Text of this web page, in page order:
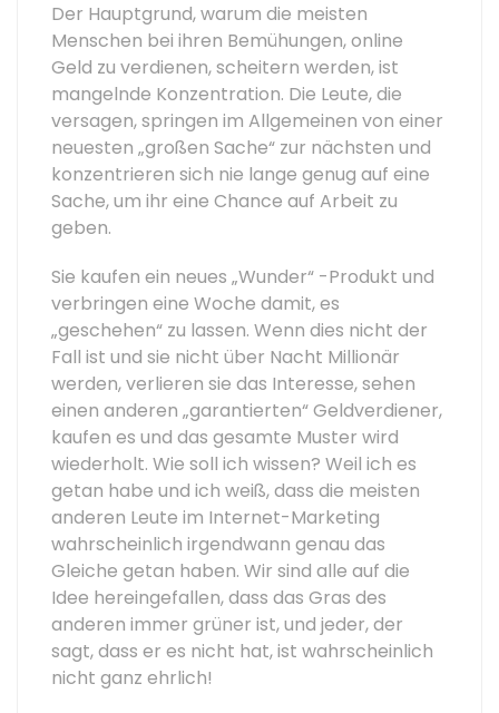
Der Hauptgrund, warum die meisten
Menschen bei ihren Bemühungen, online
Geld zu verdienen, scheitern werden, ist
mangelnde Konzentration. Die Leute, die
versagen, springen im Allgemeinen von einer
neuesten „großen Sache“ zur nächsten und
konzentrieren sich nie lange genug auf eine
Sache, um ihr eine Chance auf Arbeit zu
geben.
Sie kaufen ein neues „Wunder“ -Produkt und
verbringen eine Woche damit, es
„geschehen“ zu lassen. Wenn dies nicht der
Fall ist und sie nicht über Nacht Millionär
werden, verlieren sie das Interesse, sehen
einen anderen „garantierten“ Geldverdiener,
kaufen es und das gesamte Muster wird
wiederholt. Wie soll ich wissen? Weil ich es
getan habe und ich weiß, dass die meisten
anderen Leute im Internet-Marketing
wahrscheinlich irgendwann genau das
Gleiche getan haben. Wir sind alle auf die
Idee hereingefallen, dass das Gras des
anderen immer grüner ist, und jeder, der
sagt, dass er es nicht hat, ist wahrscheinlich
nicht ganz ehrlich!